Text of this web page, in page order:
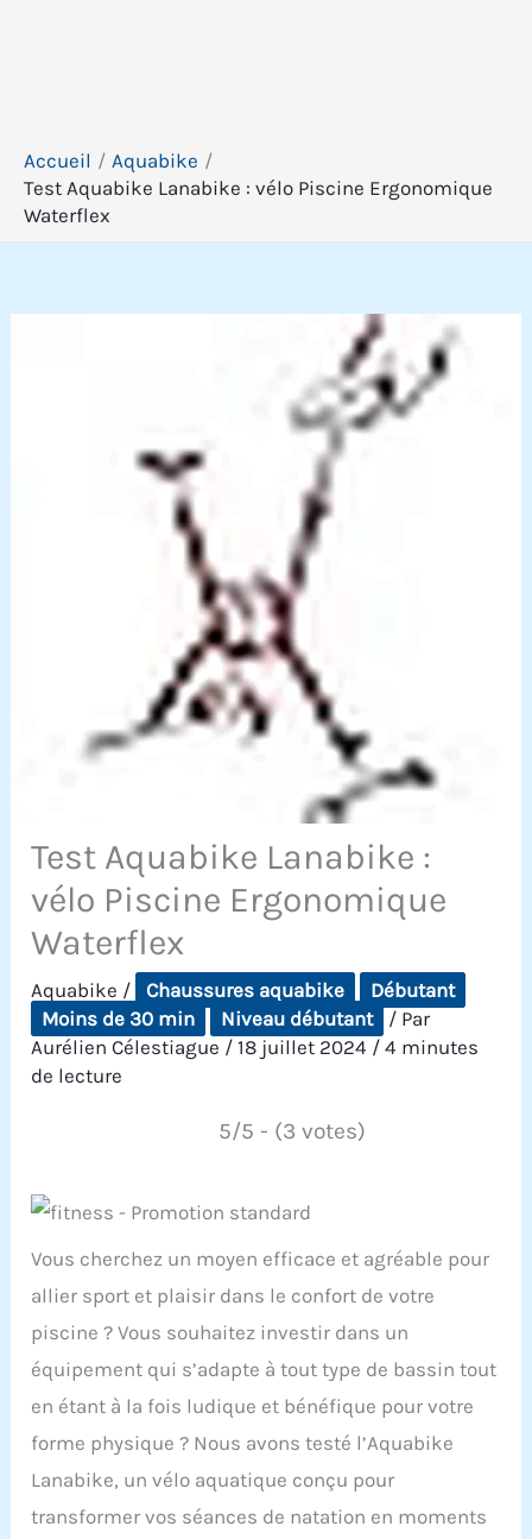
Accueil
Aquabike
Test Aquabike Lanabike : vélo Piscine Ergonomique
Waterflex
Test Aquabike Lanabike :
vélo Piscine Ergonomique
Waterflex
Aquabike / Chaussures aquabike
Débutant
Moins de 30 min
Niveau débutant
/ Par
Aurélien Célestiague /18 juillet 2024 /4 minutes
de lecture
5/5 - (3 votes)
Vous cherchez un moyen efficace et agréable pour
allier sport et plaisir dans le confort de votre
piscine ? Vous souhaitez investir dans un
équipement qui s’adapte à tout type de bassin tout
en étant à la fois ludique et bénéfique pour votre
forme physique ? Nous avons testé l’Aquabike
Lanabike, un vélo aquatique conçu pour
transformer vos séances de natation en moments